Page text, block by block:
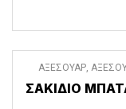
ΑΞΕΣΟΥΑΡ,
ΣΑΚΊΔΙΟ